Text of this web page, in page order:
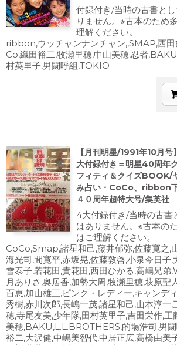
付録付き/当時の古書と
りません。※古本のため
理解ください。
ribbon,ウッチャンナンチャン,,SMAP,西田
Co,織田裕二,牧瀬里穂,中山美穂,忍者
村英里子,男闘呼組,TOKIO
【月刊明星/1991年10月号
大付録付き＝明星40周年
フィティ＆クイズBOOK/
み占い・CoCo、ribbon
４０周年超特大号/集英社
4大付録付き/当時の古書
はありません。※古本の
はご理解ください。
CoCo,Smap,諸星和己,藤井郁弥,佐藤寛之,
海光司,間寛平,赤坂晃,佐藤敦啓,小泉今日子,
雪泰子,若花田,貴花田,西田ひかる,高嶋兄弟
月ありさ,奥居香,加勢大周,牧瀬里穂,萩原
百恵,加山雄三,ピンク・レディー,キャンデ
秀樹,赤川次郎,長嶋一茂,諸星和己,山本淳一,
穂,寺尾友美,少年隊,田村英里子,吉田栄作,工
美穂,BAKU,L.L.BROTHERS,的場浩司,男
裕二,大沢健,中嶋美智代,中居正広,高橋由美